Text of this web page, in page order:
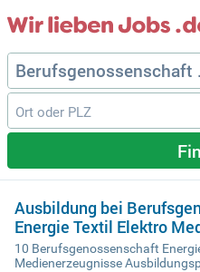
Ausbildung bei
Energie Textil Elektro
10 Berufsgenossenschaft
Medienerzeugnisse